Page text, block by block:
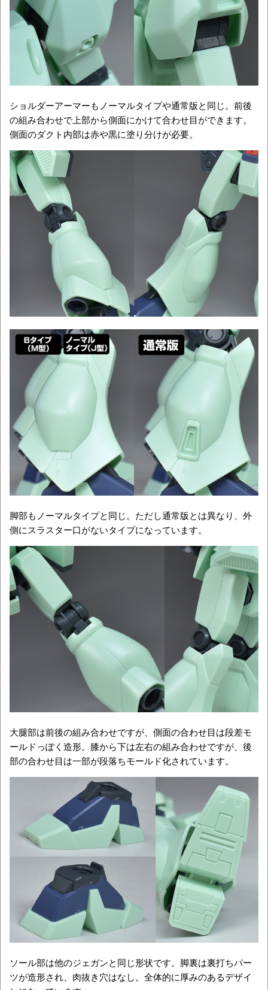
ショルダーアーマーもノーマルタイプや通常版と同じ。前後
の組み合わせで上部から側面にかけて合わせ目ができます。
側面のダクト内部は赤や黒に塗り分けが必要。
脚部もノーマルタイプと同じ。ただし通常版とは異なり、外
側にスラスター口がないタイプになっています。
大腿部は前後の組み合わせですが、側面の合わせ目は段差モ
ールドっぽく造形。膝から下は左右の組み合わせですが、後
部の合わせ目は一部が段落ちモールド化されています。
ソール部は他のジェガンと同じ形状です。脚裏は裏打ちパー
ツが造形され、肉抜き穴はなし。全体的に厚みのあるデザイ